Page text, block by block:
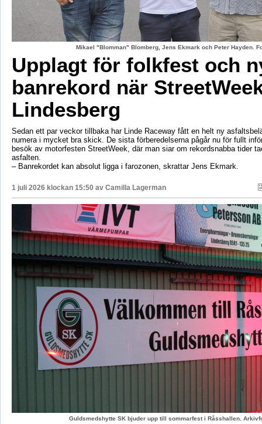
Mikael "Blomman" Blomberg, Jens Ekmark och Peter Hayden.
Upplagt för folkfest och
banrekord när
Lindesberg
Sedan ett par veckor tillbaka har Linde Raceway fått en helt ny
numera i mycket bra skick. De sista förberedelserna pågår nu för fullt
besök av motorfesten StreetWeek, där man siar om rekordsnabba tider
asfalten.
– Banrekordet kan absolut ligga i farozonen, skrattar Jens Ekmark.
1 juli 2026 klockan 15:50 av Camilla Lagerman
Guldsmedshytte SK bjuder upp till sommarfest i Råsshallen.